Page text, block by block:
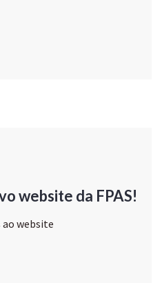
website da FPAS!
ao website